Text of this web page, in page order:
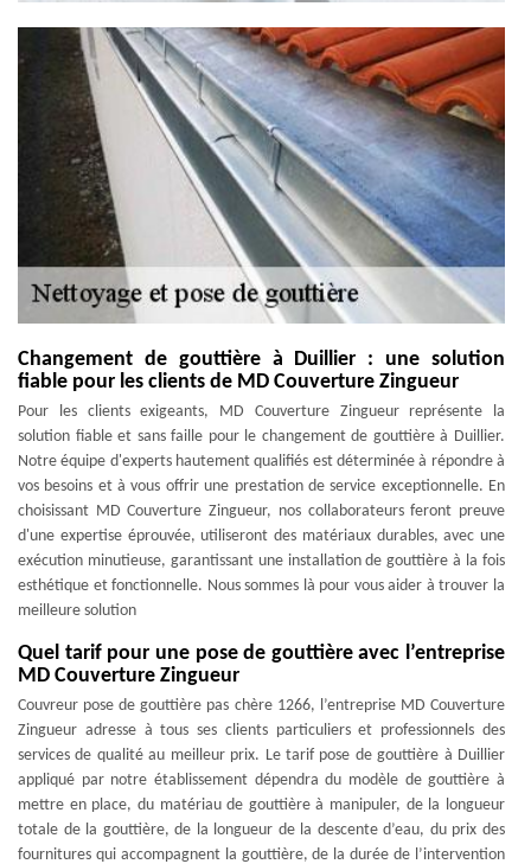
Changement de gouttière à Duillier : une solution
fiable pour les clients de MD Couverture Zingueur
Pour les clients exigeants, MD Couverture Zingueur représente la
solution fiable et sans faille pour le changement de gouttière à Duillier.
Notre équipe d'experts hautement qualifiés est déterminée à répondre à
vos besoins et à vous offrir une prestation de service exceptionnelle. En
choisissant MD Couverture Zingueur, nos collaborateurs feront preuve
d'une expertise éprouvée, utiliseront des matériaux durables, avec une
exécution minutieuse, garantissant une installation de gouttière à la fois
esthétique et fonctionnelle. Nous sommes là pour vous aider à trouver la
meilleure solution
Quel tarif pour une pose de gouttière avec l’entreprise
MD Couverture Zingueur
Couvreur pose de gouttière pas chère 1266, l’entreprise MD Couverture
Zingueur adresse à tous ses clients particuliers et professionnels des
services de qualité au meilleur prix. Le tarif pose de gouttière à Duillier
appliqué par notre établissement dépendra du modèle de gouttière à
mettre en place, du matériau de gouttière à manipuler, de la longueur
totale de la gouttière, de la longueur de la descente d’eau, du prix des
fournitures qui accompagnent la gouttière, de la durée de l’intervention